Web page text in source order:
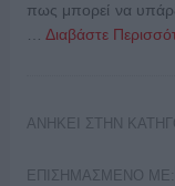
πως μπορεί να
… Διαβάστε
ΑΝΗΚΕΙ ΣΤΗΝ
ΕΠΙΣΗΜΑΣΜΕΝΟ ΜΕ: